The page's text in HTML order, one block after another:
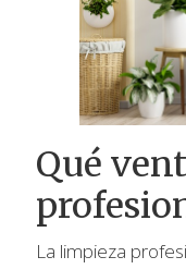
Qué
La limpieza